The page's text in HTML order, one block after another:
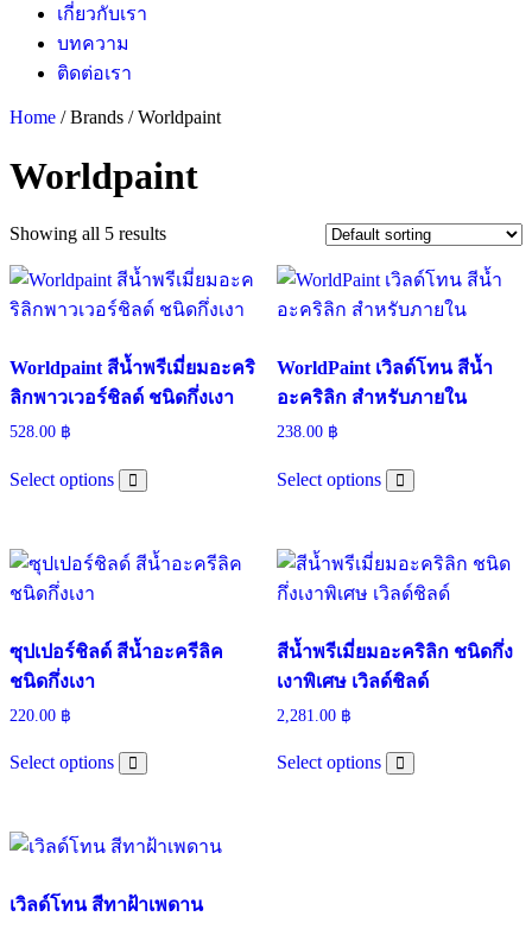
เกี่ยวกับเรา
บทความ
ติดต่อเรา
Home / Brands / Worldpaint
Worldpaint
Showing all 5 results
Worldpaint สีน้ำพรีเมี่ยมอะคริ
ลิกพาวเวอร์ชิลด์ ชนิดกึ่งเงา
528.00 ฿
Select options
product
The
chosen
WorldPaint เวิลด์โทน สีน้ำ
อะคริลิก สำหรับภายใน
238.00 ฿
Select options
product
The
options
chosen
on
the
ซุปเปอร์ชิลด์ สีน้ำอะครีลิค
ชนิดกึ่งเงา
220.00 ฿
Select options
product
The
may
be
สีน้ำพรีเมี่ยมอะคริลิก ชนิดกึ่ง
เงาพิเศษ เวิลด์ชิลด์
2,281.00 ฿
Select options
product
เวิลด์โทน สีทาฝ้าเพดาน